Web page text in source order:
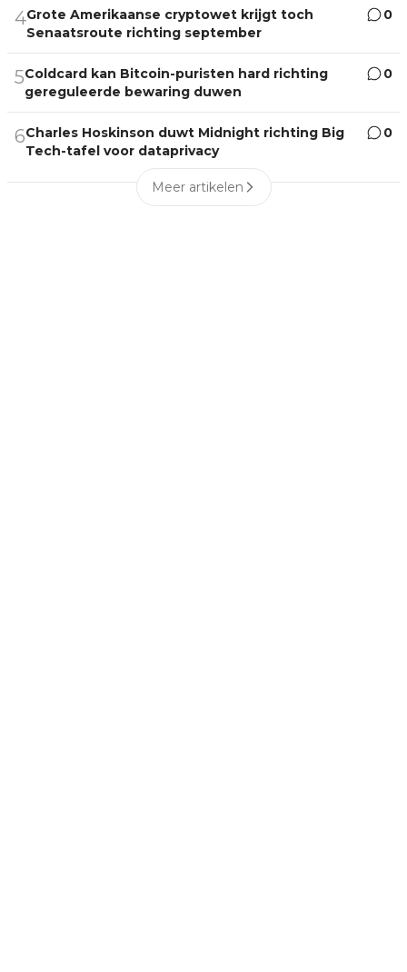
4Grote Amerikaanse cryptowet krijgt toch
Senaatsroute richting september
0
5Coldcard kan Bitcoin-puristen hard richting
gereguleerde bewaring duwen
0
6Charles Hoskinson duwt Midnight richting Big
Tech-tafel voor dataprivacy
0
Meer artikelen